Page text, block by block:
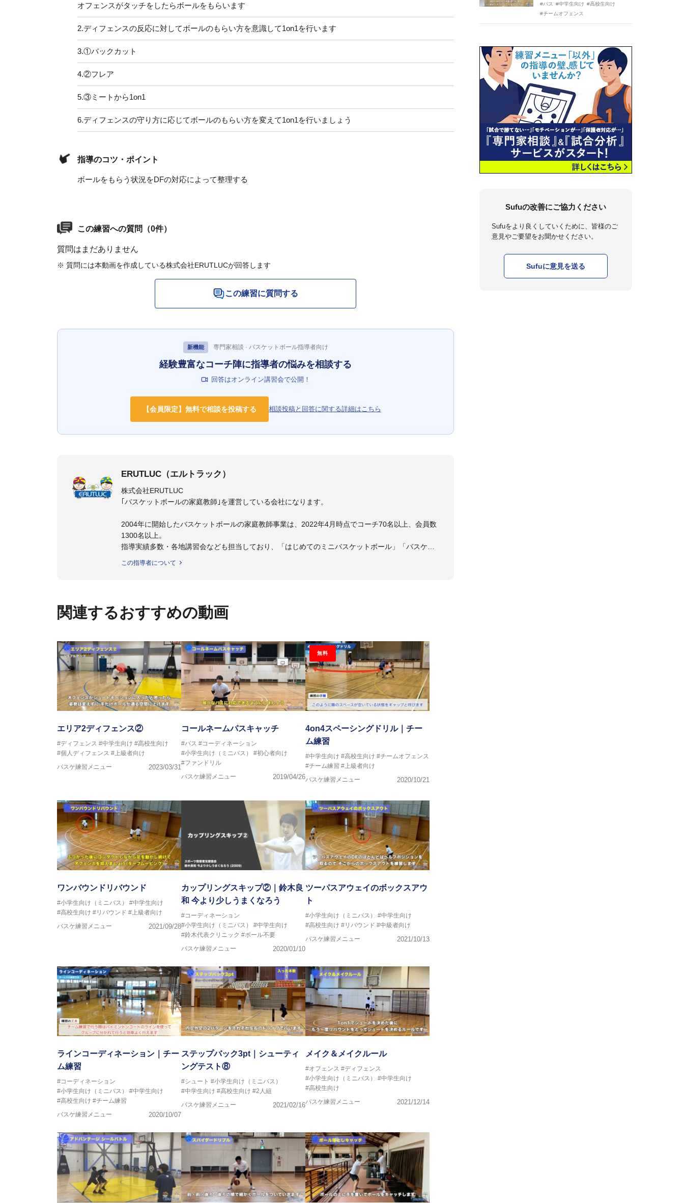
オフェンスがタッチをしたらボールをもらいます
2.ディフェンスの反応に対してボールのもらい方を意識して1on1を行います
3.①バックカット
4.②フレア
5.③ミートから1on1
6.ディフェンスの守り方に応じてボールのもらい方を変えて1on1を行いましょう
指導のコツ・ポイント
ボールをもらう状況をDFの対応によって整理する
この練習への質問（0件）
質問はまだありません
※ 質問には本動画を作成している株式会社ERUTLUCが回答します
この練習に質問する
新機能 専門家相談 · バスケットボール指導者向け
経験豊富なコーチ陣に指導者の悩みを相談する
回答はオンライン講習会で公開！
【会員限定】無料で相談を投稿する 相談投稿と回答に関する詳細はこちら
ERUTLUC（エルトラック）
株式会社ERUTLUC
｢バスケットボールの家庭教師｣を運営している会社になります。
2004年に開始したバスケットボールの家庭教師事業は、2022年4月時点でコーチ70名以上、会員数
1300名以上。
指導実績多数・各地講習会なども担当しており、「はじめてのミニバスケットボール」「バスケッ
2016年U13ナショナルキャンプヘッドコーチ
2017年U13ナショナルキャンプヘッドコーチ
2017年男子日本代表サポートコーチ
2018年U22日本代表スプリングキャンプアドバイザリーコーチ
2018年U12ナショナルキャンプヘッドコーチ
2018年U13ナショナルキャンプヘッドコーチ
2018年～2021年男子日本代表サポートコーチ
この指導者について
関連するおすすめの動画
エリア2ディフェンス②
#ディフェンス #中学生向け #高校生向け
#個人ディフェンス #上級者向け
バスケ練習メニュー
2023/03/31
コールネームパスキャッチ
#パス #コーディネーション
#小学生向け（ミニバス）
#初心者向け
#ファンドリル
バスケ練習メニュー
2019/04/26
無料
4on4スペーシングドリル｜チー
ム練習
#中学生向け #高校生向け #チームオフェンス
#チーム練習 #上級者向け
バスケ練習メニュー
2020/10/21
ワンバウンドリバウンド
#小学生向け（ミニバス）
#中学生向け
#高校生向け #リバウンド #上級者向け
バスケ練習メニュー
2021/09/28
カップリングスキップ②｜鈴木良
和 今より少しうまくなろう
#コーディネーション
#小学生向け（ミニバス）
#中学生向け
#鈴木代表クリニック #ボール不要
バスケ練習メニュー
2020/01/10
ツーパスアウェイのボックスアウ
ト
#小学生向け（ミニバス）
#中学生向け
#高校生向け #リバウンド #中級者向け
バスケ練習メニュー
2021/10/13
ラインコーディネーション｜チー
ム練習
#コーディネーション
#小学生向け（ミニバス）
#中学生向け
#高校生向け #チーム練習
バスケ練習メニュー
2020/10/07
ステップバック3pt｜シューティ
ングテスト⑧
#シュート #小学生向け（ミニバス）
#中学生向け #高校生向け #2人組
バスケ練習メニュー
2021/02/16
メイク＆メイクルール
#オフェンス #ディフェンス
#小学生向け（ミニバス）
#中学生向け
#高校生向け
バスケ練習メニュー
2021/12/14
#パス #中学生向け #高校生向け
#チームオフェンス
Sufuの改善にご協力ください
Sufuをより良くしていくために、皆様のご
意見やご要望をお聞かせください。
Sufuに意見を送る